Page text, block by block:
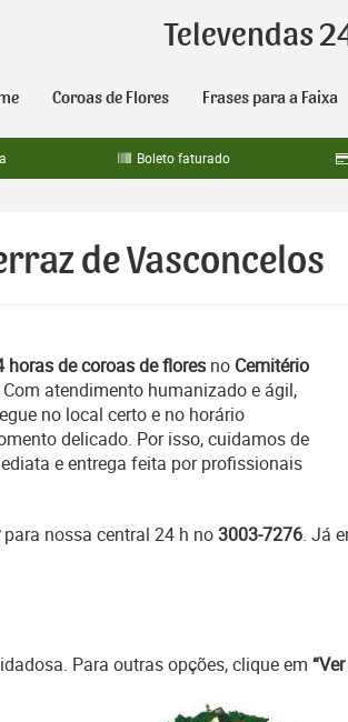
Televendas
Coroas de Flores Frases para a Faixa
Boleto faturado
de Vasconcelos
horas de coroas de flores no Cemitério
Com atendimento humanizado e ágil,
no local certo e no horário
delicado. Por isso, cuidamos de
e entrega feita por profissionais
para nossa central 24 h no3003-7276. Já
Para outras opções, clique em